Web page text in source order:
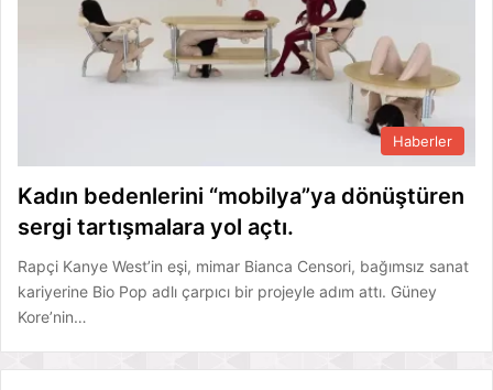
Haberler
Kadın bedenlerini “mobilya”ya dönüştüren
sergi tartışmalara yol açtı.
Rapçi Kanye West’in eşi, mimar Bianca Censori, bağımsız sanat
kariyerine Bio Pop adlı çarpıcı bir projeyle adım attı. Güney
Kore’nin…